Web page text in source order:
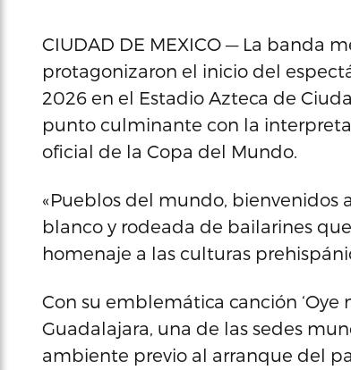
CIUDAD DE MEXICO — La banda
protagonizaron el inicio del
2026 en el Estadio Azteca de
punto culminante con la
oficial de la Copa del Mundo.
«Pueblos del mundo, bienvenidos
blanco y rodeada de bailarines
homenaje a las culturas
Con su emblemática canción
Guadalajara, una de las sedes
ambiente previo al arranque del